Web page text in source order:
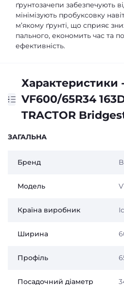
ґрунтозачепи забезпечують
мінімізують пробуксовку
м’якому ґрунті, що сприяє
пального, економить час та
ефективність.
Характеристики
VF600/65R34
TRACTOR
ЗАГАЛЬНА
Бренд
Модель
Країна виробник
Ширина
Профіль
Посадочний діаметр